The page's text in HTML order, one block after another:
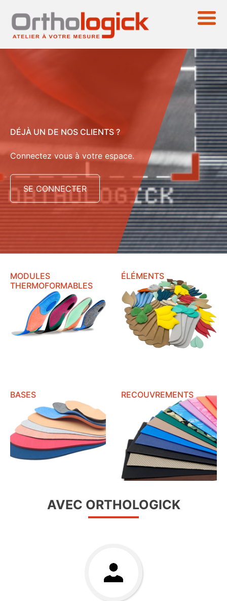
DÉJÀ UN DE NOS CLIENTS ?
Connectez vous à votre espace.
SE CONNECTER
MODULES
THERMOFORMABLES
ÉLÉMENTS
Découvrir
BASES RECOUVREMENTS
AVEC ORTHOLOGICK